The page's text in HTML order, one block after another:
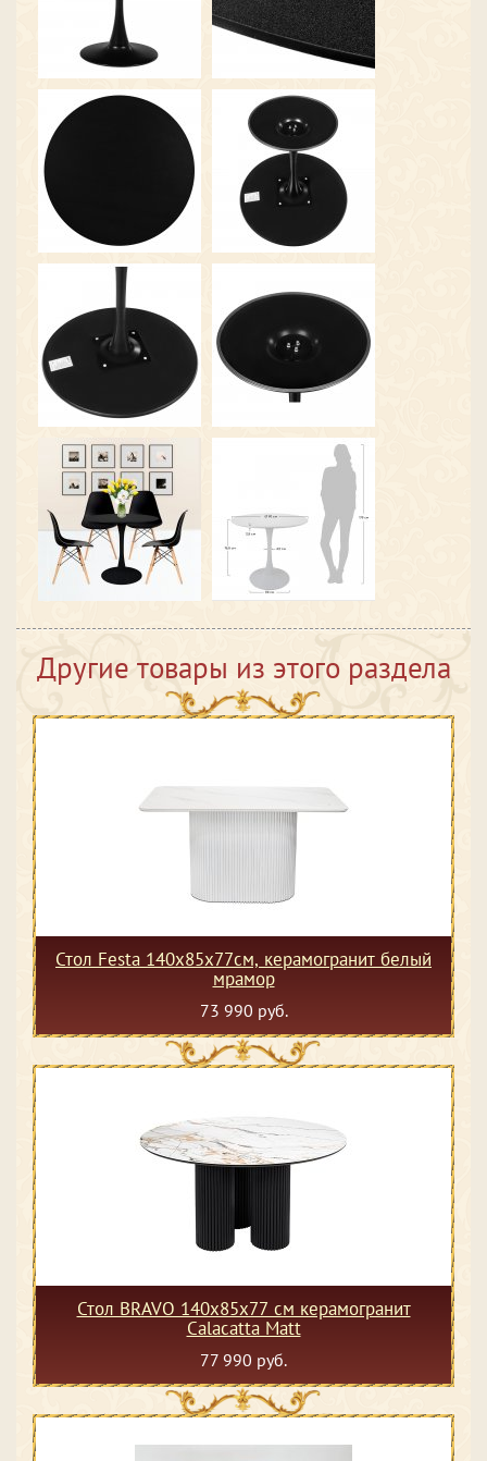
Другие товары из этого раздела
Стол Festa 140x85x77см, керамогранит белый
мрамор
73 990 руб.
Стол BRAVO 140х85х77 см керамогранит
Calacatta Matt
77 990 руб.